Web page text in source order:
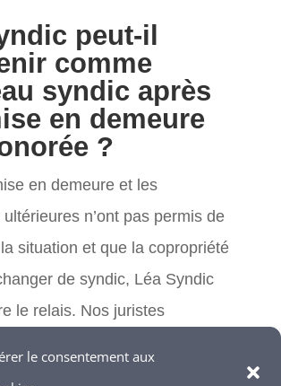
le consentement aux
peut-il
comme
syndic après
en demeure
?
en demeure et les
n’ont pas permis de
situation et que la copropriété
de syndic, Léa Syndic
le relais. Nos juristes